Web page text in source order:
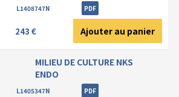
L1408747N PDF
243 € Ajouter au panier
MILIEU DE CULTURE NKS
ENDO
L1405347N PDF